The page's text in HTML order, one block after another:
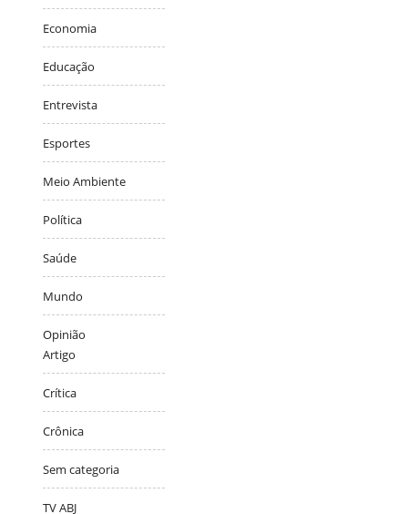
Economia
Educação
Entrevista
Esportes
Meio Ambiente
Política
Saúde
Mundo
Opinião
Artigo
Crítica
Crônica
Sem categoria
TV ABJ